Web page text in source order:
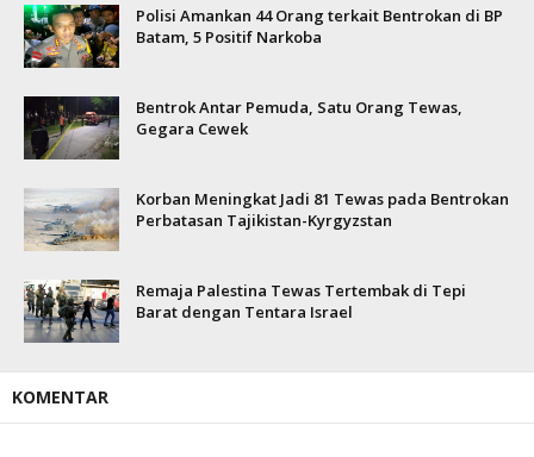
Polisi Amankan 44 Orang terkait Bentrokan di BP
Batam, 5 Positif Narkoba
Bentrok Antar Pemuda, Satu Orang Tewas,
Gegara Cewek
Korban Meningkat Jadi 81 Tewas pada Bentrokan
Perbatasan Tajikistan-Kyrgyzstan
Remaja Palestina Tewas Tertembak di Tepi
Barat dengan Tentara Israel
KOMENTAR